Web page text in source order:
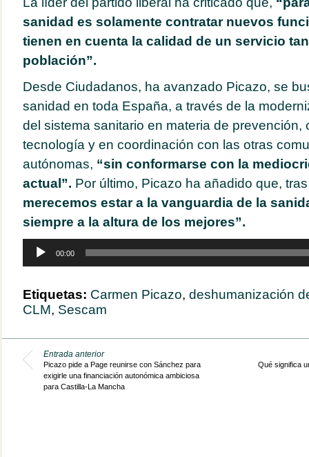
sanidad es solamente contratar nuevos
tienen en cuenta la calidad de un servicio
población”.
Desde Ciudadanos, ha avanzado Picazo, se
sanidad en toda España, a través de la
del sistema sanitario en materia de prevención,
tecnología y en coordinación con las otras
autónomas, “sin conformarse con la
actual”. Por último, Picazo ha añadido que,
merecemos estar a la vanguardia de la
siempre a la altura de los mejores”.
Reproductor
audio
00:00
Etiquetas: Carmen Picazo, deshumanización
CLM, Sescam
Entrada anterior
Picazo pide a Page reunirse con Sánchez para
exigirle una financiación autonómica ambiciosa
para Castilla-La Mancha
Qué significa